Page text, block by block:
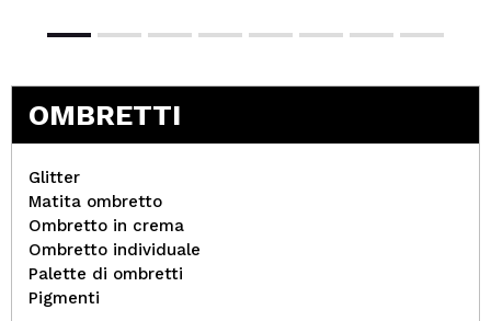
OMBRETTI
Glitter
Matita ombretto
Ombretto in crema
Ombretto individuale
Palette di ombretti
Pigmenti